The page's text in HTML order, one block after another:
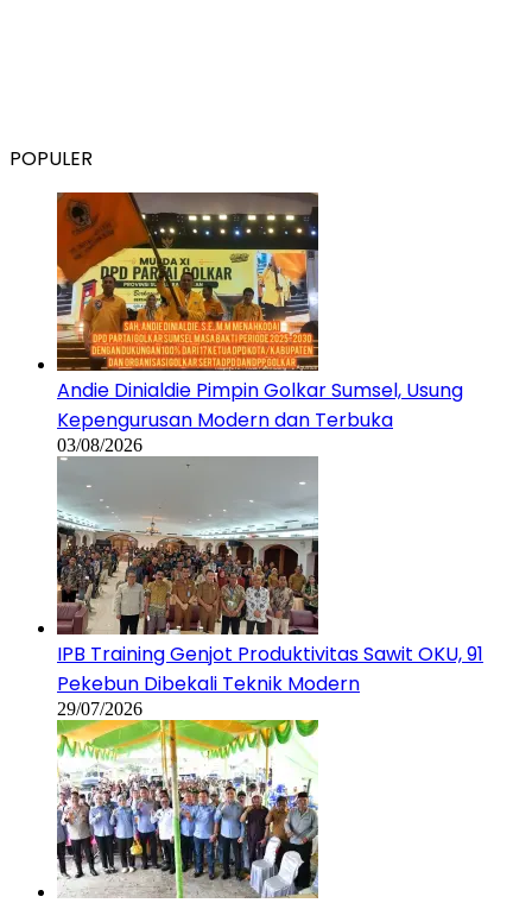
POPULER
Andie Dinialdie Pimpin Golkar Sumsel, Usung
Kepengurusan Modern dan Terbuka
03/08/2026
IPB Training Genjot Produktivitas Sawit OKU, 91
Pekebun Dibekali Teknik Modern
29/07/2026